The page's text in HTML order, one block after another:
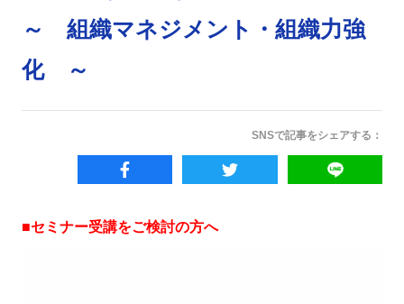
～ 組織マネジメント・組織力強
化 ～
SNSで記事をシェアする：
■セミナー受講をご検討の方へ